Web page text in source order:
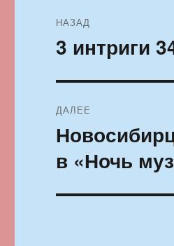
по
НАЗАД
Предыдущая
3 интриги
ДАЛЕЕ
Следующая
в «Ночь